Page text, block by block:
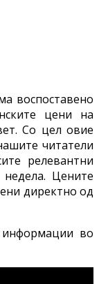
воспоставено
цени на
Со цел овие
читатели
релевантни
недела. Цените
директно од
во